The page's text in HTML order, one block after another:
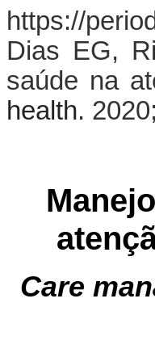
https://
Dias EG,
saúde na
health.
Care